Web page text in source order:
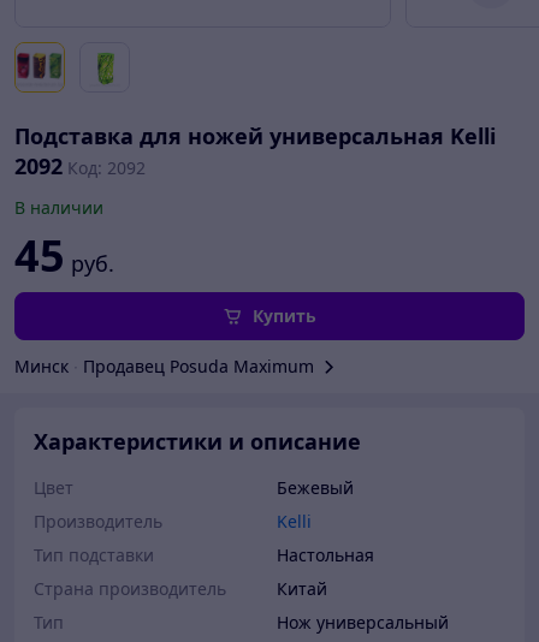
Подставка для ножей универсальная Kelli
2092 Код: 2092
В наличии
45 руб.
Купить
Минск Продавец Posuda Maximum
Характеристики и описание
Цвет
Бежевый
Производитель
Kelli
Тип подставки
Настольная
Страна производитель
Китай
Тип
Нож универсальный